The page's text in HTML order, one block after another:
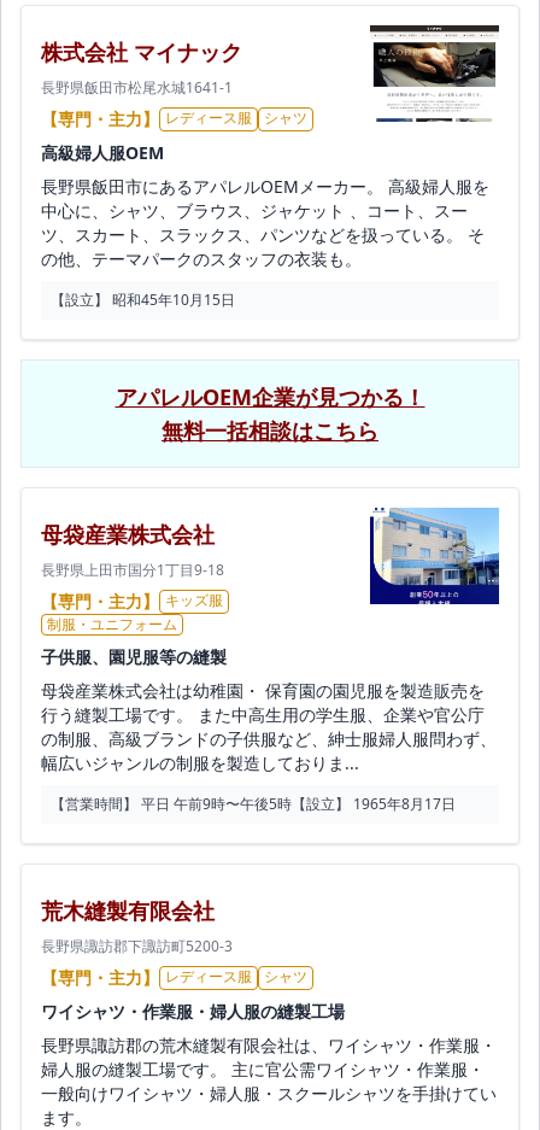
株式会社 マイナック
長野県飯田市松尾水城1641-1
【専門・主力】 レディース服 シャツ
高級婦人服OEM
長野県飯田市にあるアパレルOEMメーカー。 高級婦人服を
中心に、シャツ、ブラウス、ジャケット 、コート、スー
ツ、スカート、スラックス、パンツなどを扱っている。 そ
の他、テーマパークのスタッフの衣装も。
【設立】 昭和45年10月15日
アパレルOEM企業が見つかる！
無料一括相談はこちら
母袋産業株式会社
長野県上田市国分1丁目9-18
【専門・主力】
キッズ服
制服・ユニフォーム
子供服、園児服等の縫製
母袋産業株式会社は幼稚園・ 保育園の園児服を製造販売を
行う縫製工場です。 また中高生用の学生服、企業や官公庁
の制服、高級ブランドの子供服など、紳士服婦人服問わず、
幅広いジャンルの制服を製造しておりま...
【営業時間】 平日 午前9時〜午後5時 【設立】 1965年8月17日
荒木縫製有限会社
長野県諏訪郡下諏訪町5200-3
【専門・主力】 レディース服 シャツ
ワイシャツ・作業服・婦人服の縫製工場
長野県諏訪郡の荒木縫製有限会社は、ワイシャツ・作業服・
婦人服の縫製工場です。 主に官公需ワイシャツ・作業服・
一般向けワイシャツ・婦人服・スクールシャツを手掛けてい
ます。